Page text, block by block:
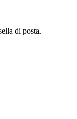
di posta.